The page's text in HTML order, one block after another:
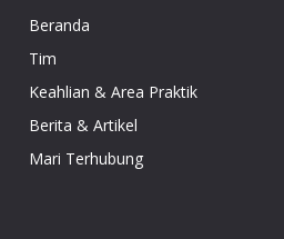
Beranda
Tim
Keahlian & Area Praktik
Berita & Artikel
Mari Terhubung